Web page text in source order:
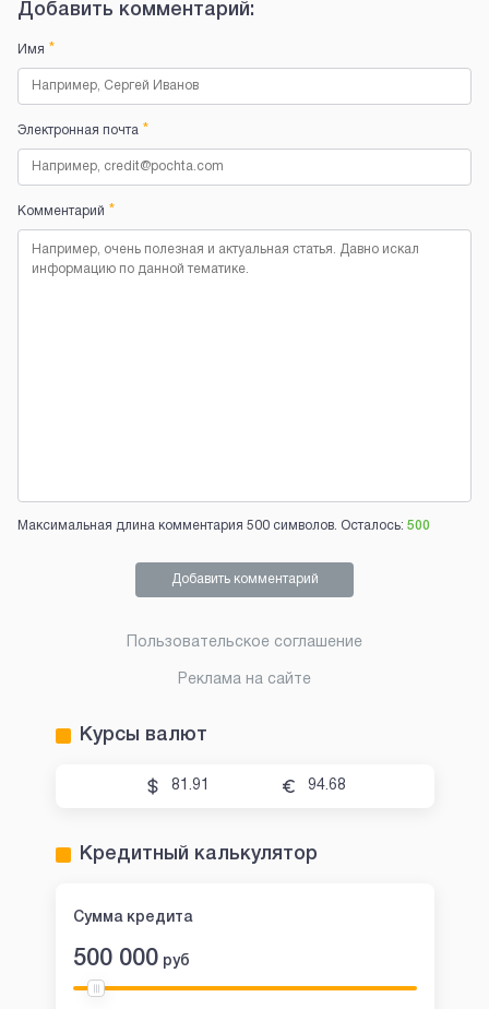
Добавить комментарий:
Имя *
Электронная почта *
Комментарий *
Максимальная длина комментария 500 символов. Осталось: 500
Добавить комментарий
Пользовательское соглашение
Реклама на сайте
Курсы валют
81.91 94.68
Кредитный калькулятор
Сумма кредита
500 000 руб